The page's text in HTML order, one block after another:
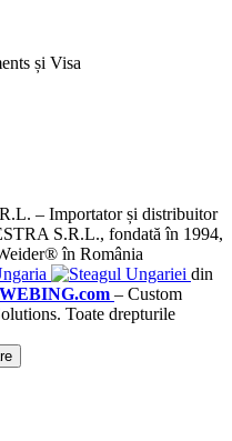
– Importator și distribuitor
S.R.L., fondată în 1994,
în România
din
– Custom
Toate drepturile